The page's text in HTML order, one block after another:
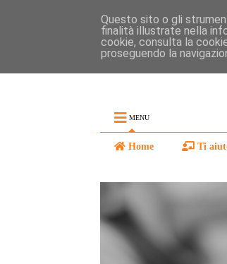
MENU
Home Ti
Questo sito o gli
finalità illustrate nella
cookie, consulta la
proseguendo la